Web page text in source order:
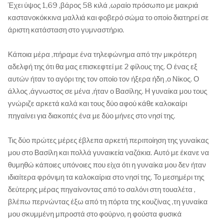
Έχει ύψος 1,69 ,βάρος 58 κιλά ,ωραίο πρόσωπο με μακριά
καστανοκόκκινα μαλλιά και φοβερό σώμα το οποίο διατηρεί σε
άριστη κατάσταση στο γυμναστήριο.
Κάποια μέρα ,πήραμε ένα τηλεφώνημα από την μικρότερη
αδελφή της ότι θα μας επισκεφτεί με 2 φίλους της. Ο ένας εξ
αυτών ήταν το αγόρι της τον οποίο τον ήξερα ήδη ,ο Νίκος. Ο
άλλος ,άγνωστος σε μένα ,ήταν ο Βασίλης. Η γυναίκα μου τους
γνώριζε αρκετά καλά και τους δύο αφού κάθε καλοκαίρι
πηγαίνει για διακοπές ένα με δύο μήνες στο νησί της.
Τις δύο πρώτες μέρες έβλεπα αρκετή περιποίηση της γυναίκας
μου στο Βασίλη και πολλά γυναικεία ναζάκια. Αυτό με έκανε να
θυμηθώ κάποιες υπόνοιες που είχα ότι η γυναίκα μου δεν ήταν
ιδιαίτερα φρόνιμη τα καλοκαίρια στο νησί της. Το μεσημέρι της
δεύτερης μέρας πηγαίνοντας από το σαλόνι στη τουαλέτα ,
βλέπω περνώντας έξω από τη πόρτα της κουζίνας ,τη γυναίκα
μου σκυμμένη μπροστά στο φούρνο, η φούστα φυσικά